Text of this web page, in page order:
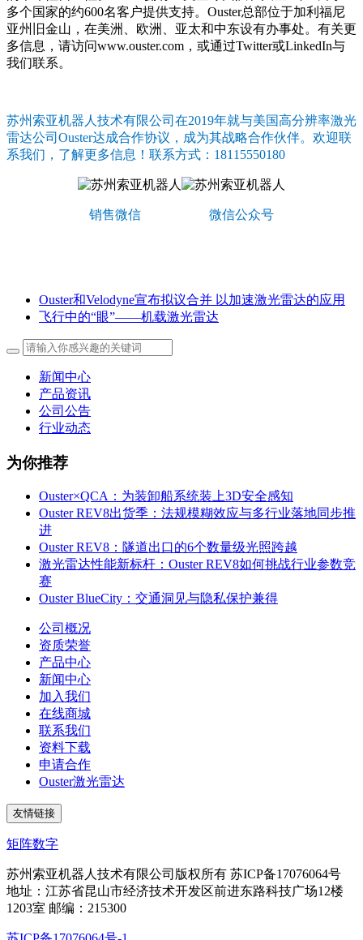
多个国家的约600名客户提供支持。Ouster总部位于加利福尼
亚州旧金山，在美洲、欧洲、亚太和中东设有办事处。有关更
多信息，请访问www.ouster.com，或通过Twitter或LinkedIn与
我们联系。
苏州索亚机器人技术有限公司在2019年就与美国高分辨率激光
雷达公司Ouster达成合作协议，成为其战略合作伙伴。欢迎联
系我们，了解更多信息！联系方式：18115550180
销售微信 微信公众号
Ouster和Velodyne宣布拟议合并 以加速激光雷达的应用
飞行中的“眼”——机载激光雷达
新闻中心
产品资讯
公司公告
行业动态
为你推荐
Ouster×QCA：为装卸船系统装上3D安全感知
Ouster REV8出货季：法规模糊效应与多行业落地同步推
进
Ouster REV8：隧道出口的6个数量级光照跨越
激光雷达性能新标杆：Ouster REV8如何挑战行业参数竞
赛
Ouster BlueCity：交通洞见与隐私保护兼得
公司概况
资质荣誉
产品中心
新闻中心
加入我们
在线商城
联系我们
资料下载
申请合作
Ouster激光雷达
友情链接
矩阵数字
苏州索亚机器人技术有限公司版权所有 苏ICP备17076064号
地址：江苏省昆山市经济技术开发区前进东路科技广场12楼
1203室 邮编：215300